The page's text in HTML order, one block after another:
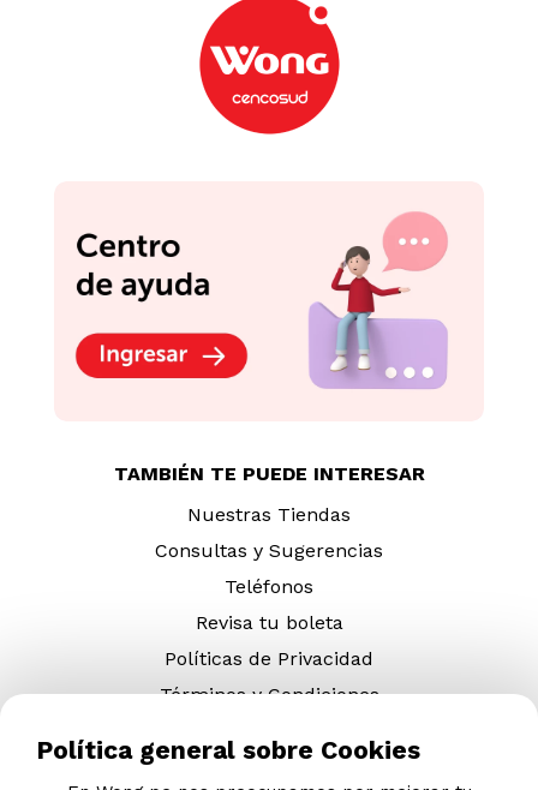
TAMBIÉN TE PUEDE INTERESAR
Nuestras Tiendas
Consultas y Sugerencias
Teléfonos
Revisa tu boleta
Políticas de Privacidad
Términos y Condiciones
Política general sobre Cookies